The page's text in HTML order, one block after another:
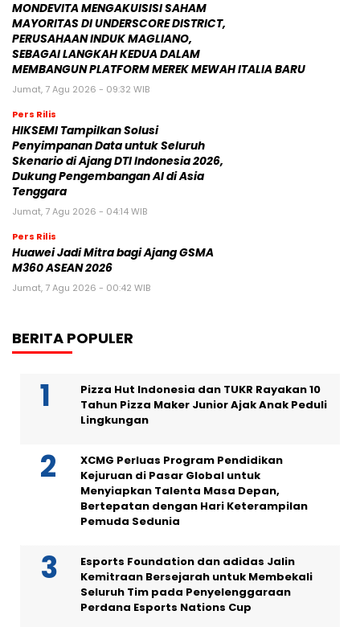
MONDEVITA MENGAKUISISI SAHAM
MAYORITAS DI UNDERSCORE DISTRICT,
PERUSAHAAN INDUK MAGLIANO,
SEBAGAI LANGKAH KEDUA DALAM
MEMBANGUN PLATFORM MEREK MEWAH ITALIA BARU
Jumat, 7 Agu 2026 - 09:32 WIB
Pers Rilis
HIKSEMI Tampilkan Solusi
Penyimpanan Data untuk Seluruh
Skenario di Ajang DTI Indonesia 2026,
Dukung Pengembangan AI di Asia
Tenggara
Jumat, 7 Agu 2026 - 04:14 WIB
Pers Rilis
Huawei Jadi Mitra bagi Ajang GSMA
M360 ASEAN 2026
Jumat, 7 Agu 2026 - 00:42 WIB
BERITA POPULER
Pizza Hut Indonesia dan TUKR Rayakan 10
Tahun Pizza Maker Junior Ajak Anak Peduli
Lingkungan
XCMG Perluas Program Pendidikan
Kejuruan di Pasar Global untuk
Menyiapkan Talenta Masa Depan,
Bertepatan dengan Hari Keterampilan
Pemuda Sedunia
Esports Foundation dan adidas Jalin
Kemitraan Bersejarah untuk Membekali
Seluruh Tim pada Penyelenggaraan
Perdana Esports Nations Cup